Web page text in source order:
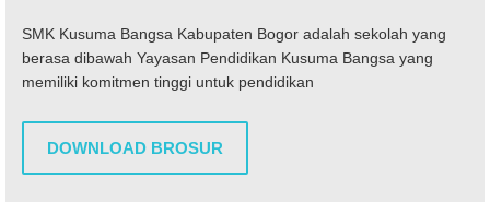
SMK Kusuma Bangsa Kabupaten Bogor adalah sekolah yang
berasa dibawah Yayasan Pendidikan Kusuma Bangsa yang
memiliki komitmen tinggi untuk pendidikan
DOWNLOAD BROSUR